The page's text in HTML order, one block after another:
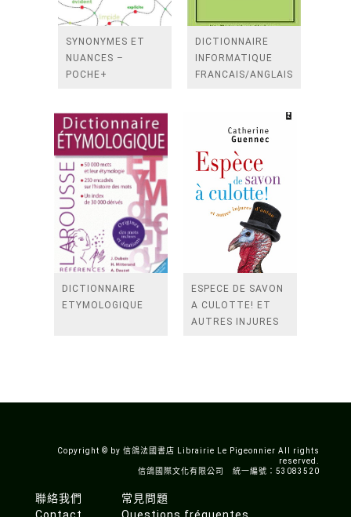
SYNONYMES ET
NUANCES –
POCHE+
DICTIONNAIRE
INFORMATIQUE
FRANCAIS/ANGLAIS
DICTIONNAIRE
ETYMOLOGIQUE
ESPECE DE SAVON
A CULOTTE! ET
AUTRES INJURES
Copyright © by 信鴿法國書店 Librairie Le Pigeonnier All rights
reserved.
信鴿國際文化有限公司 統一編號：53083520
聯絡我們
常見問題